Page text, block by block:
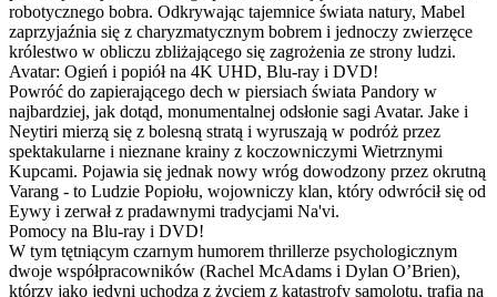
robotycznego bobra. Odkrywając tajemnice świata natury, Mabel
zaprzyjaźnia się z charyzmatycznym bobrem i jednoczy zwierzęce
królestwo w obliczu zbliżającego się zagrożenia ze strony ludzi.
Avatar: Ogień i popiół na 4K UHD, Blu-ray i DVD!
Powróć do zapierającego dech w piersiach świata Pandory w
najbardziej, jak dotąd, monumentalnej odsłonie sagi Avatar. Jake i
Neytiri mierzą się z bolesną stratą i wyruszają w podróż przez
spektakularne i nieznane krainy z koczowniczymi Wietrznymi
Kupcami. Pojawia się jednak nowy wróg dowodzony przez okrutną
Varang - to Ludzie Popiołu, wojowniczy klan, który odwrócił się od
Eywy i zerwał z pradawnymi tradycjami Na'vi.
Pomocy na Blu-ray i DVD!
W tym tętniącym czarnym humorem thrillerze psychologicznym
dwoje współpracowników (Rachel McAdams i Dylan O’Brien),
którzy jako jedyni uchodzą z życiem z katastrofy samolotu, trafia na